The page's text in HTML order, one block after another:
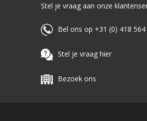
Stel je vraag aan onze
Bel ons op +31 (0) 418 564
Stel je vraag hier
Bezoek ons